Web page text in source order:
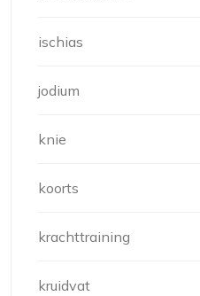
ischias
jodium
knie
koorts
krachttraining
kruidvat